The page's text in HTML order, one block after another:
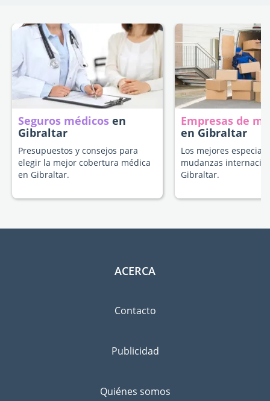
Seguros médicos en
Gibraltar
Presupuestos y consejos para
elegir la mejor cobertura médica
en Gibraltar.
Empresas de
en Gibraltar
Los mejores
mudanzas
Gibraltar.
ACERCA
Contacto
Publicidad
Quiénes somos